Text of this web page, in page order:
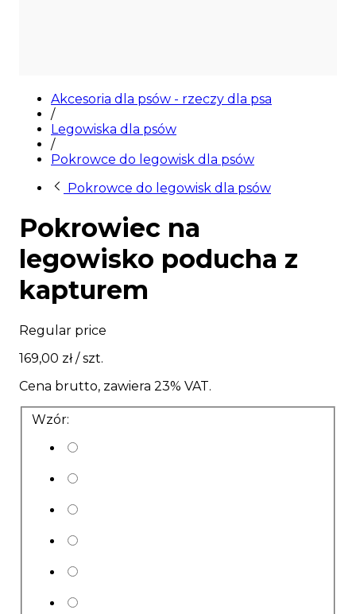
Akcesoria dla psów - rzeczy dla psa
/
Legowiska dla psów
/
Pokrowce do legowisk dla psów
Pokrowce do legowisk dla psów
Pokrowiec na
legowisko poducha z
kapturem
Regular price
169,00 zł/ szt.
Cena brutto, zawiera 23% VAT.
Wzór: